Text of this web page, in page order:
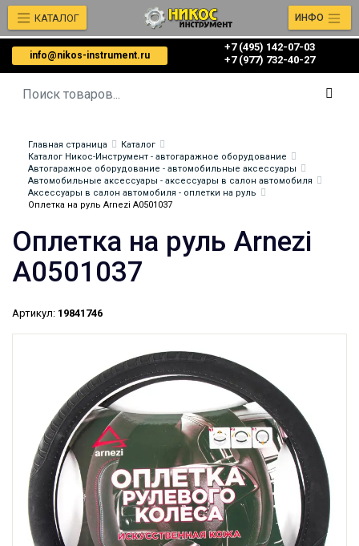
info@nikos-instrument.ru
+7 (495) 142-07-03
‎‎+7 (977) 732-40-27
КАТАЛОГ ИНФО
Главная страница
Каталог
Каталог Никос-Инструмент - автогаражное оборудование
Автогаражное оборудование - автомобильные аксессуары
Автомобильные аксессуары - аксессуары в салон автомобиля
Аксессуары в салон автомобиля - оплетки на руль
Оплетка на руль Arnezi A0501037
Оплетка на руль Arnezi
A0501037
Артикул: 19841746